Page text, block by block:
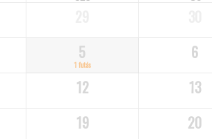
5
1 futás
6
12 13
19 20